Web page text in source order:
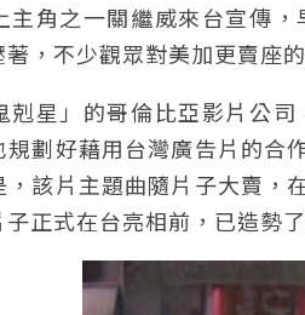
主角之一關繼威來台宣傳
著，不少觀眾對美加更賣座
剋星」的哥倫比亞影片公
規劃好藉用台灣廣告片的合
，該片主題曲隨片子大賣，
正式在台亮相前，已造勢